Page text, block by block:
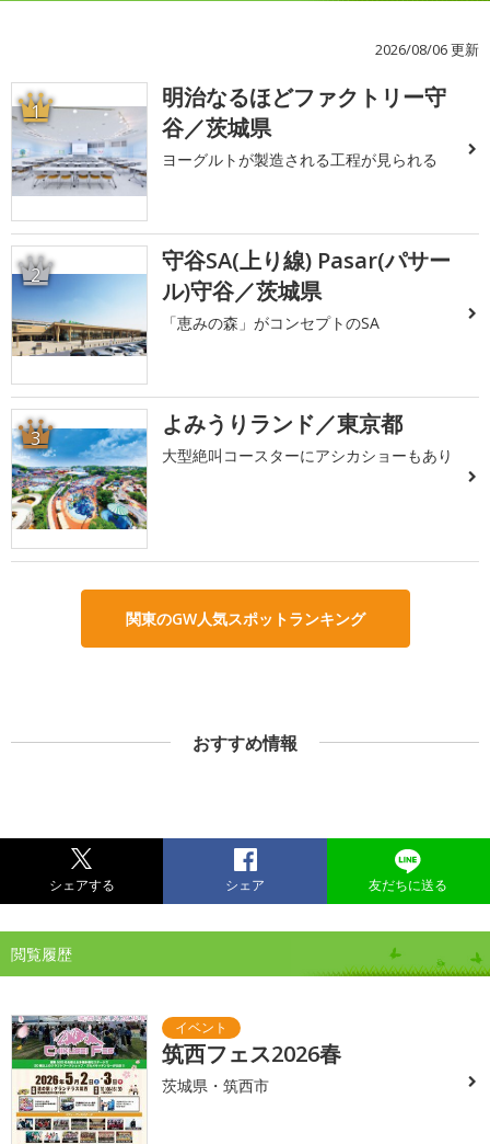
2026/08/06 更新
1
明治なるほどファクトリー守
谷／茨城県
ヨーグルトが製造される工程が見られる
2
守谷SA(上り線) Pasar(パサー
ル)守谷／茨城県
「恵みの森」がコンセプトのSA
3 よみうりランド／東京都
大型絶叫コースターにアシカショーもあり
関東のGW人気スポットランキング
おすすめ情報
シェアする シェア 友だちに送る
閲覧履歴
筑西フェス2026春
茨城県・筑西市